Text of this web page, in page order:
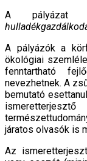
A pályázat
A pályázók a
ökológiai
fenntartható
nevezhetnek. A
bemutató
járatos olvasók is
Az